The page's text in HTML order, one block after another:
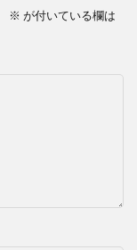
※ が付いている欄は